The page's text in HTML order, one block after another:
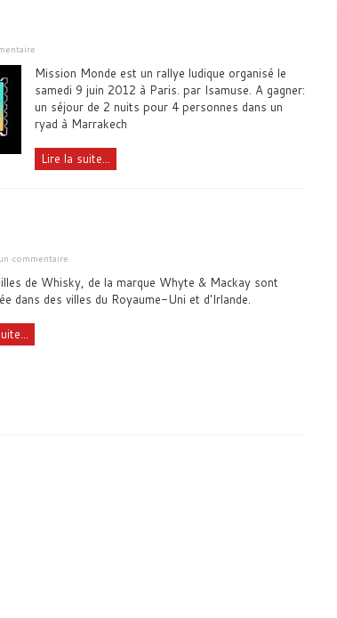
Mission Monde est un rallye ludique organisé le
samedi 9 juin 2012 à Paris. par Isamuse. A gagner:
un séjour de 2 nuits pour 4 personnes dans un
ryad à Marrakech
Lire la suite...
commentaire
de Whisky, de la marque Whyte & Mackay sont
dans des villes du Royaume-Uni et d'Irlande.